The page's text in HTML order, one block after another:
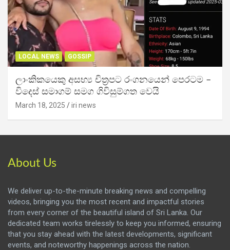
LOCAL NEWS GOSSIP
ලාංකිකයෙකු අසභ්‍ය චිත්‍රපට රංගනයෙන් පෙරටම –
විදෙස් සමාගම් සමග ගිවිසුම්ගත වෙයි
March 18, 2025 iri news
About Us
We deliver up-to-the-minute breaking news and compelling
videos, bringing you the most recent and impactful stories
from every corner of the beautiful island of Sri Lanka. Our
dedicated team works tirelessly to keep you informed, ensuring
that you stay ahead with the latest developments, significant
events, and noteworthy happenings across the nation.